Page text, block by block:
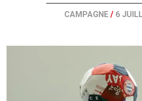
CAMPAGNE / 6